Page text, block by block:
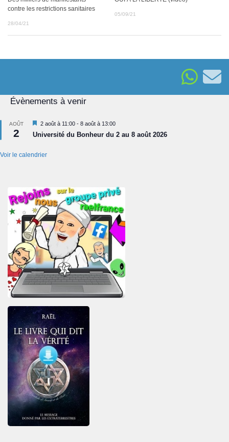
contre les restrictions sanitaires
28/04/21
05/09/21
Évènements à venir
AOÛT
2
Mis
en
avant
2 août à 11:00 - 8 août à 13:00
Université du Bonheur du 2 au 8 août 2026
Voir le calendrier